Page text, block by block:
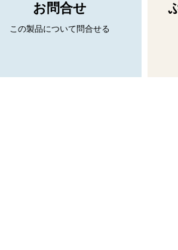
お問合せ
この製品について問合せる